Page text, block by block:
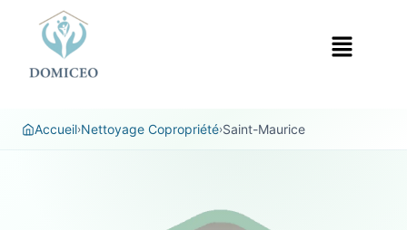
Accueil›Nettoyage Copropriété›Saint-Maurice
Panneau de gestion des cookies